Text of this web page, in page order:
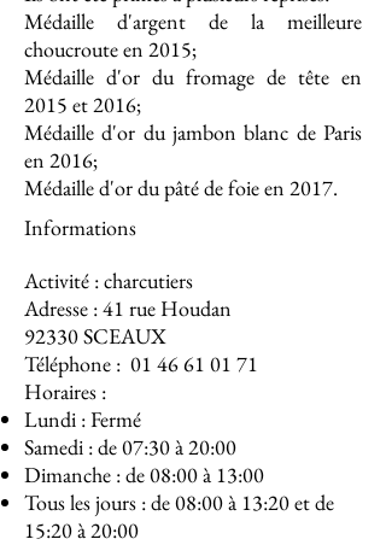
Médaille d'argent de la meilleure
choucroute en 2015;
Médaille d'or du fromage de tête en
2015 et 2016;
Médaille d'or du jambon blanc de Paris
en 2016;
Médaille d'or du pâté de foie en 2017.
Informations
Activité : charcutiers
Adresse : 41 rue Houdan
92330 SCEAUX
Téléphone : 01 46 61 01 71
Horaires :
Lundi : Fermé
Samedi : de 07:30 à 20:00
Dimanche : de 08:00 à 13:00
Tous les jours : de 08:00 à 13:20 et de
15:20 à 20:00